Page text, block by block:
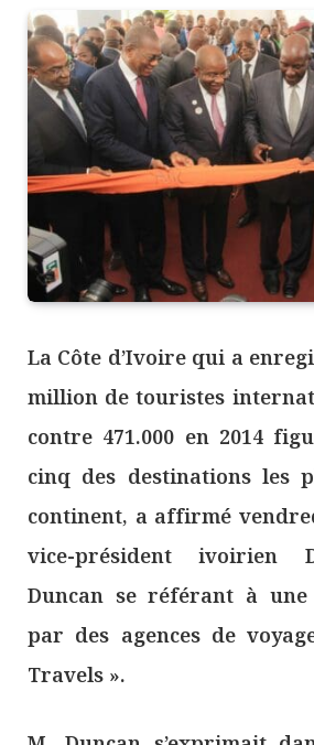
La Côte d’Ivoire qui a
million de touristes
contre 471.000 en 2014
cinq des destinations les
continent, a affirmé
vice-président ivoirien
Duncan se référant à une
par des agences de
Travels ».